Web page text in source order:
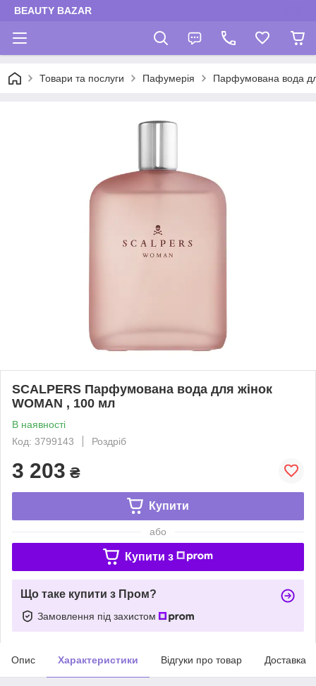
BEAUTY BAZAR
Товари та послуги Пафумерія Парфумована вода
SCALPERS Парфумована вода для жінок
WOMAN , 100 мл
В наявності
Код: 3799143
Роздріб
3 203 ₴
Купити
або
Купити з
Що таке купити з Пром?
Замовлення під захистом
Опис Характеристики Відгуки про товар Доставка